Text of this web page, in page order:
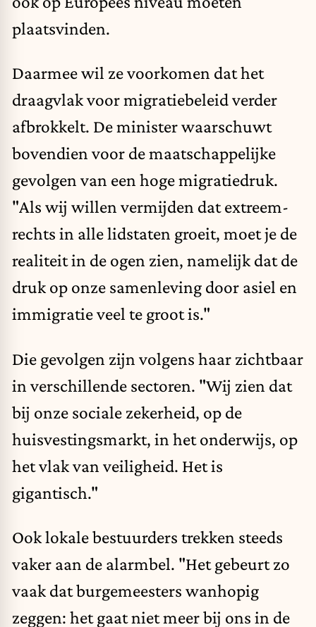
plaatsvinden.
Daarmee wil ze voorkomen dat het
draagvlak voor migratiebeleid verder
afbrokkelt. De minister waarschuwt
bovendien voor de maatschappelijke
gevolgen van een hoge migratiedruk.
"Als wij willen vermijden dat extreem-
rechts in alle lidstaten groeit, moet je de
realiteit in de ogen zien, namelijk dat de
druk op onze samenleving door asiel en
immigratie veel te groot is."
Die gevolgen zijn volgens haar zichtbaar
in verschillende sectoren. "Wij zien dat
bij onze sociale zekerheid, op de
huisvestingsmarkt, in het onderwijs, op
het vlak van veiligheid. Het is
gigantisch."
Ook lokale bestuurders trekken steeds
vaker aan de alarmbel. "Het gebeurt zo
vaak dat burgemeesters wanhopig
zeggen: het gaat niet meer bij ons in de